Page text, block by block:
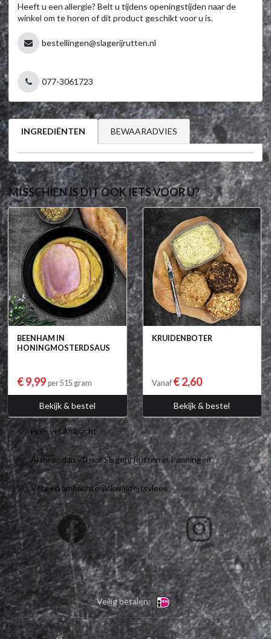
Heeft u een allergie? Belt u tijdens openingstijden naar de
winkel om te horen of dit product geschikt voor u is.
bestellingen@slagerijrutten.nl
077-3061723
INGREDIËNTEN BEWAARADVIES
MISSCHIEN IS DIT OOK IETS VOOR U?
BEENHAM IN
HONINGMOSTERDSAUS
€ 9,99 per 515 gram
Bekijk & bestel
KRUIDENBOTER
Vanaf € 2,60
Bekijk & bestel
Huis vol Ambacht
Al meer dan 90 jaar Slagerij Rutten in Panningen
Vers en ambachtelijk kwaliteitsvlees
Veilig betalen: